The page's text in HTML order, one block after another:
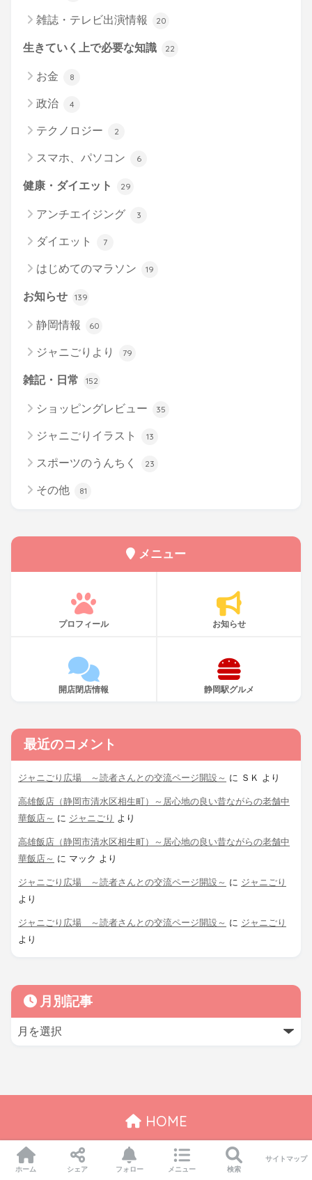
雑誌・テレビ出演情報 20
生きていく上で必要な知識 22
お金 8
政治 4
テクノロジー 2
スマホ、パソコン 6
健康・ダイエット 29
アンチエイジング 3
ダイエット 7
はじめてのマラソン 19
お知らせ 139
静岡情報 60
ジャニごりより 79
雑記・日常 152
ショッピングレビュー 35
ジャニごりイラスト 13
スポーツのうんちく 23
その他 81
メニュー
プロフィール お知らせ
開店閉店情報 静岡駅グルメ
最近のコメント
ジャニごり広場 ～読者さんとの交流ページ開設～ に ＳＫ より
高雄飯店（静岡市清水区相生町）～居心地の良い昔ながらの老舗中
華飯店～ に ジャニごり より
高雄飯店（静岡市清水区相生町）～居心地の良い昔ながらの老舗中
華飯店～ に マック より
ジャニごり広場 ～読者さんとの交流ページ開設～ に ジャニごり
より
ジャニごり広場 ～読者さんとの交流ページ開設～ に ジャニごり
より
月別記事
HOME
© 2026 ジャニごり日記＠静岡グルメブログ All rights reserved.
ホーム シェア フォロー メニュー 検索
サイトマップ